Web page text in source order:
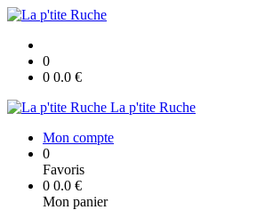
0
0 0.0 €
La p'tite Ruche
Mon compte
0
Favoris
0 0.0 €
Mon panier